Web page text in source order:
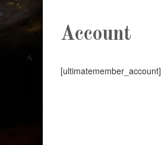
Account
[ultimatemember_account]